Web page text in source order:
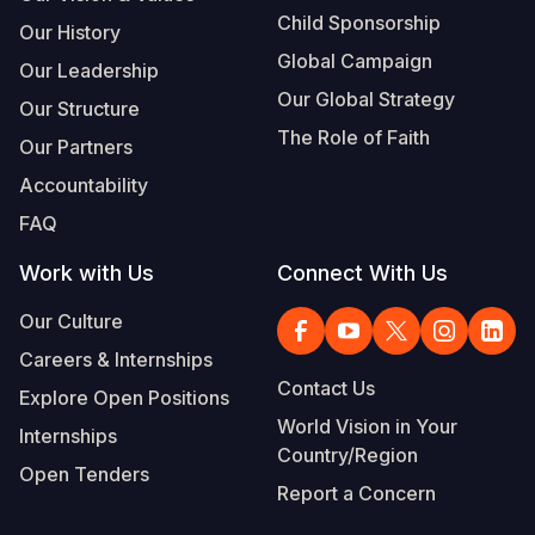
Our History
Our Leadership
Our Structure
Our Partners
Accountability
FAQ
Child Sponsorship
Global Campaign
Our Global Strategy
The Role of Faith
Work with Us
Our Culture
Careers & Internships
Explore Open Positions
Internships
Open Tenders
Connect With Us
Contact Us
World Vision in Your
Country/Region
Report a Concern